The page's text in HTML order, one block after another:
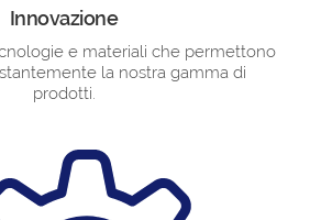
Innovazione
e materiali che permettono
la nostra gamma di
prodotti.